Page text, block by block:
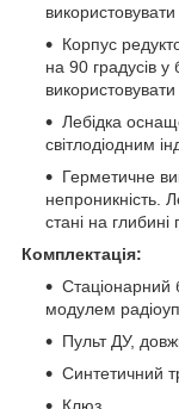
Корпус
на 90 градусів
Лебідка
світлодіодним
Герметичне
непроникність.
стані на глибині
Комплектація:
Стаціонарний
модулем
Пульт ДУ,
Синтетичний
Клюз